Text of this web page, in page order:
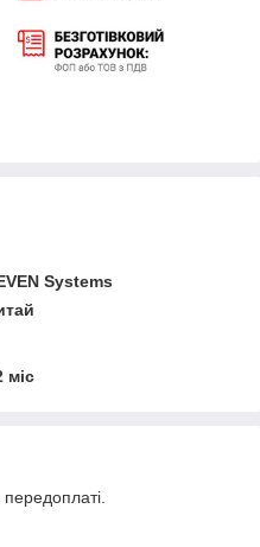
Systems
міс
передоплаті.